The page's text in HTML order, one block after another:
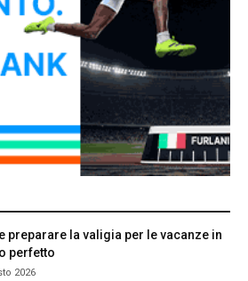
preparare la valigia per le vacanze in
perfetto
2026